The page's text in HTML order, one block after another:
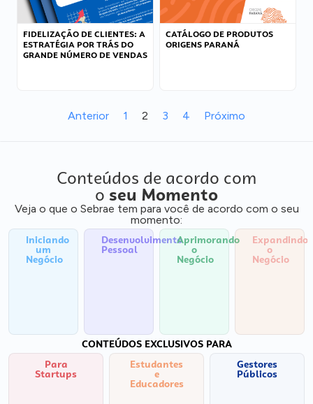
FIDELIZAÇÃO DE CLIENTES: A
ESTRATÉGIA POR TRÁS DO
GRANDE NÚMERO DE VENDAS
CATÁLOGO DE PRODUTOS
ORIGENS PARANÁ
Anterior 1 2 3 4 Próximo
Conteúdos de acordo com
o seu Momento
Veja o que o Sebrae tem para você de acordo com o seu
momento:
Iniciando
um
Negócio
Desenvolvimento
Pessoal
Aprimorando
o
Negócio
Expandindo
o
Negócio
CONTEÚDOS EXCLUSIVOS PARA
Para
Startups
Estudantes
e
Educadores
Gestores
Públicos